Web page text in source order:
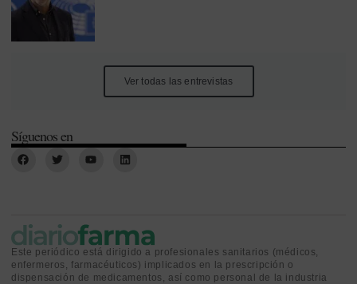
Ver todas las entrevistas
Síguenos en
Este periódico está dirigido a profesionales sanitarios (médicos,
enfermeros, farmacéuticos) implicados en la prescripción o
dispensación de medicamentos, así como personal de la industria